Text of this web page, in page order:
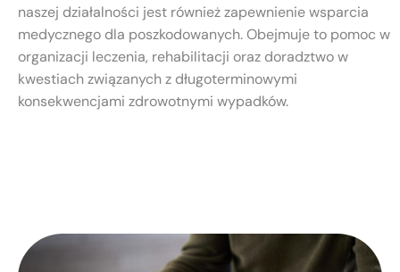
naszej działalności jest również zapewnienie wsparcia
medycznego dla poszkodowanych. Obejmuje to pomoc w
organizacji leczenia, rehabilitacji oraz doradztwo w
kwestiach związanych z długoterminowymi
konsekwencjami zdrowotnymi wypadków.